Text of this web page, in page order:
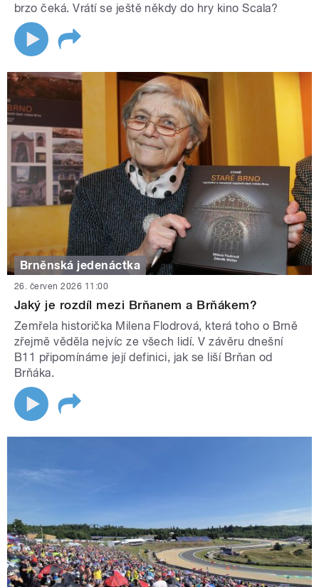
brzo čeká. Vrátí se ještě někdy do hry kino Scala?
Brněnská jedenáctka
26. červen 2026 11:00
Jaký je rozdíl mezi Brňanem a Brňákem?
Zemřela historička Milena Flodrová, která toho o Brně
zřejmě věděla nejvíc ze všech lidí. V závěru dnešní
B11 připomínáme její definici, jak se liší Brňan od
Brňáka.